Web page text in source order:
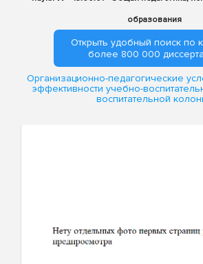
образования
Открыть удобный поиск по
более 800 000
Организационно-педагогические
эффективности учебно-
воспитательной